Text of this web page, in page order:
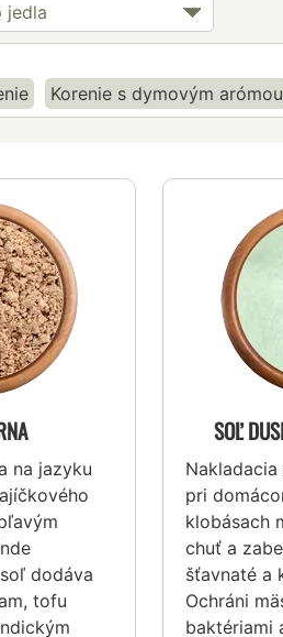
jedla
Korenie s dymovým arómou
na jazyku
dodáva
tofu
SOĽ
pri
klobásach
chuť a
šťavnaté a
Ochráni
baktériami